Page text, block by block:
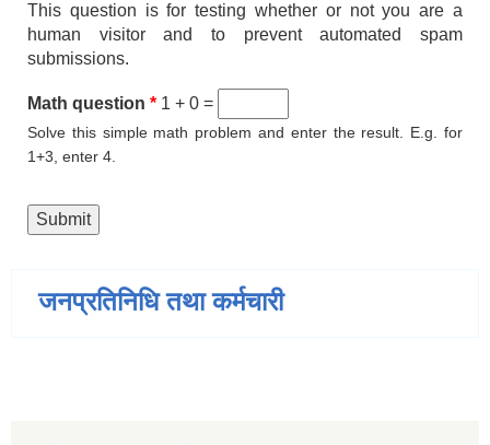
This question is for testing whether or not you are a
human visitor and to prevent automated spam
submissions.
Math question * 1 + 0 =
Solve this simple math problem and enter the result. E.g. for
1+3, enter 4.
जनप्रतिनिधि तथा कर्मचारी